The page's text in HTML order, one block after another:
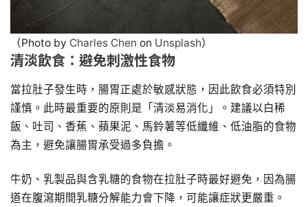
（Photo by Charles Chen on Unsplash）
清淡飲食：避免刺激性食物
當拉肚子發生時，腸胃正處於敏感狀態，因此飲食必須特別
謹慎。此時最重要的原則是「清淡易消化」。建議以白稀
飯、吐司、香蕉、蘋果泥、馬鈴薯等低纖維、低油脂的食物
為主，避免讓腸胃承受過多負擔。
牛奶、乳製品與含乳糖的食物在拉肚子時最好避免，因為腸
道在腹瀉期間乳糖分解能力會下降，可能讓症狀更嚴重。